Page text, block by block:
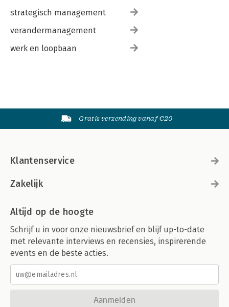
strategisch management
verandermanagement
werk en loopbaan
Gratis verzending vanaf €20
Klantenservice
Zakelijk
Altijd op de hoogte
Schrijf u in voor onze nieuwsbrief en blijf up-to-date
met relevante interviews en recensies, inspirerende
events en de beste acties.
Aanmelden